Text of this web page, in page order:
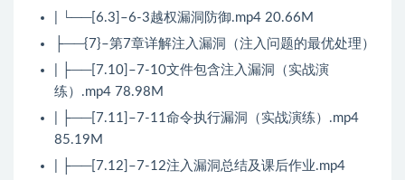
| └──[6.3]–6-3越权漏洞防御.mp4 20.66M
├──{7}–第7章详解注入漏洞（注入问题的最优处理）
| ├──[7.10]–7-10文件包含注入漏洞（实战演
练）.mp4 78.98M
| ├──[7.11]–7-11命令执行漏洞（实战演练）.mp4
85.19M
| ├──[7.12]–7-12注入漏洞总结及课后作业.mp4